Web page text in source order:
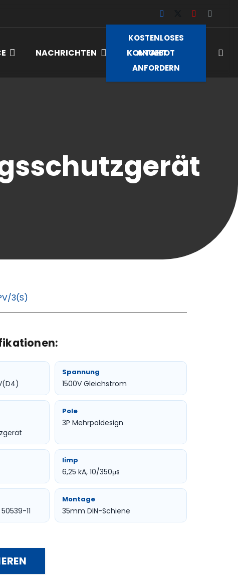
NACHRICHTEN KONTAKT
KOSTENLOSES
ANGEBOT
ANFORDERN
3(S)
Spannung
1500V Gleichstrom
Pole
3P Mehrpoldesign
Iimp
6,25 kA, 10/350μs
11
Montage
35mm DIN-Schiene